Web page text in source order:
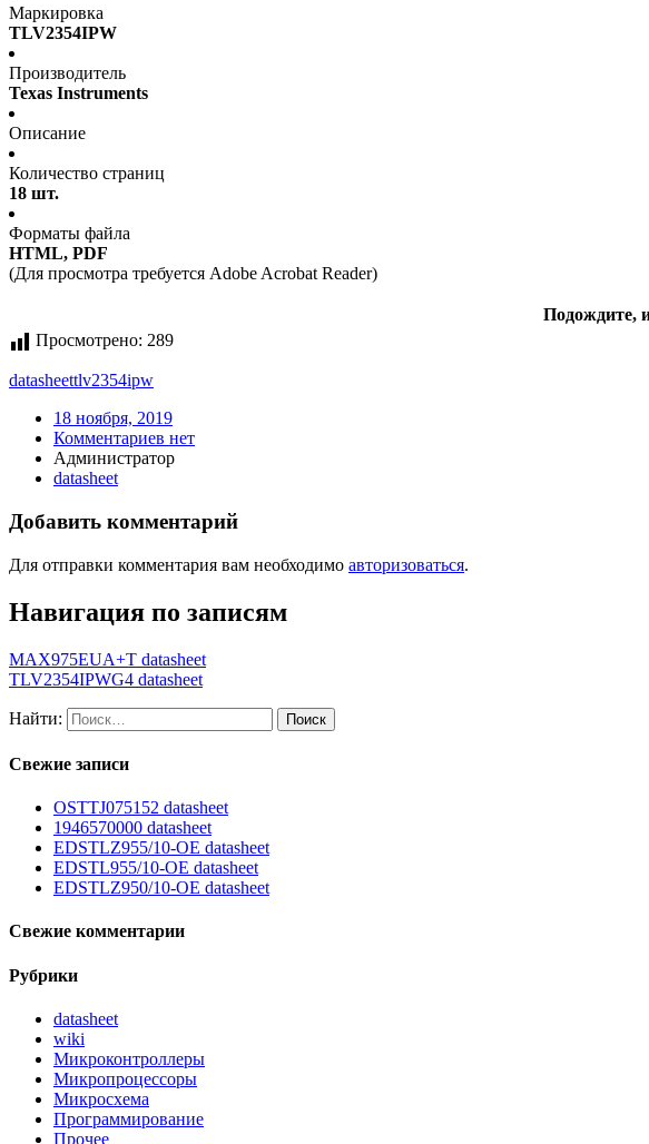
Маркировка
TLV2354IPW
Производитель
Texas Instruments
Описание
Количество страниц
18 шт.
Форматы файла
HTML, PDF
(Для просмотра требуется Adobe Acrobat Reader)
Подождите,
Просмотрено: 289
datasheettlv2354ipw
18 ноября, 2019
Комментариев нет
Администратор
datasheet
Добавить комментарий
Для отправки комментария вам необходимо авторизоваться.
Навигация по записям
MAX975EUA+T datasheet
TLV2354IPWG4 datasheet
Найти:
Свежие записи
OSTTJ075152 datasheet
1946570000 datasheet
EDSTLZ955/10-OE datasheet
EDSTL955/10-OE datasheet
EDSTLZ950/10-OE datasheet
Свежие комментарии
Рубрики
datasheet
wiki
Микроконтроллеры
Микропроцессоры
Микросхема
Программирование
Прочее